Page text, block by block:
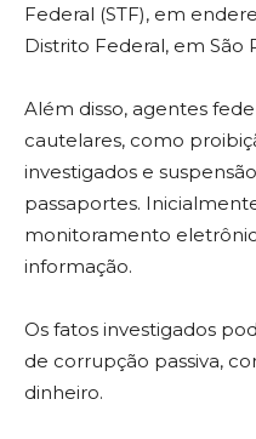
Federal (STF), em
Distrito Federal, em São
Além disso, agentes
cautelares, como
investigados e
passaportes.
monitoramento
informação.
Os fatos investigados
de corrupção passiva,
dinheiro.